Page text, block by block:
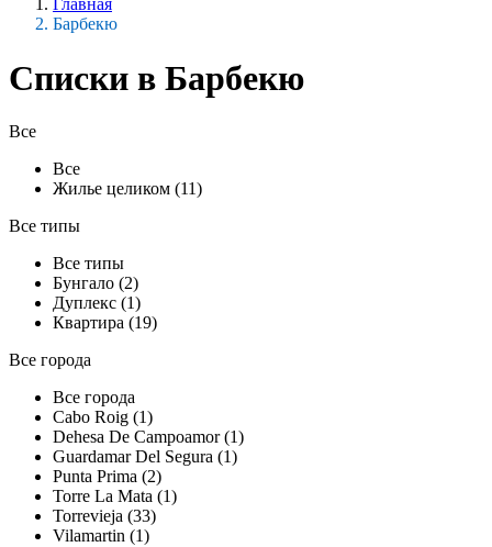
Главная
Барбекю
Списки в Барбекю
Все
Все
Жилье целиком (11)
Все типы
Все типы
Бунгало (2)
Дуплекс (1)
Квартира (19)
Все города
Все города
Cabo Roig (1)
Dehesa De Campoamor (1)
Guardamar Del Segura (1)
Punta Prima (2)
Torre La Mata (1)
Torrevieja (33)
Vilamartin (1)